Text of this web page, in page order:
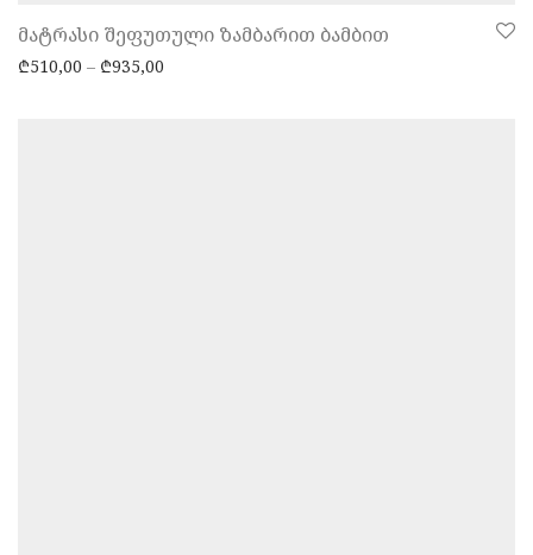
მატრასი შეფუთული ზამბარით ბამბით
₾510,00 – ₾935,00